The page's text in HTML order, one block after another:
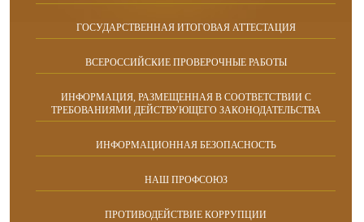
ГОСУДАРСТВЕННАЯ ИТОГОВАЯ АТТЕСТАЦИЯ
ВСЕРОССИЙСКИЕ ПРОВЕРОЧНЫЕ РАБОТЫ
ИНФОРМАЦИЯ, РАЗМЕЩЕННАЯ В СООТВЕТСТВИИ С
ТРЕБОВАНИЯМИ ДЕЙСТВУЮЩЕГО ЗАКОНОДАТЕЛЬСТВА
ИНФОРМАЦИОННАЯ БЕЗОПАСНОСТЬ
НАШ ПРОФСОЮЗ
ПРОТИВОДЕЙСТВИЕ КОРРУПЦИИ